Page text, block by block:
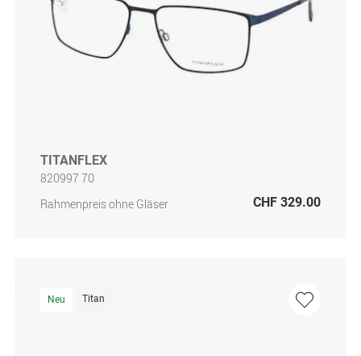
TITANFLEX
820997 70
Rahmenpreis ohne Gläser
CHF 329.00
Neu Titan